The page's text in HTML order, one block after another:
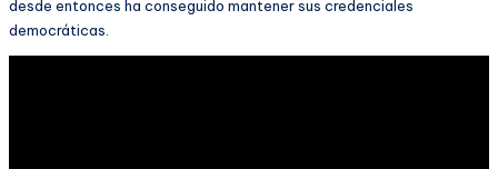
desde entonces ha conseguido mantener sus credenciales
democráticas.